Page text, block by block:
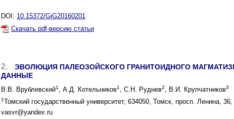
DOI: 10.15372/GiG20160201
Скачать pdf-версию статьи
2.
ЭВОЛЮЦИЯ ПАЛЕОЗОЙСКОГО ГРАНИТОИДНОГО
ДАННЫЕ
В.В. Врублевский1 , А.Д. Котельников1 , С.Н. Руднев2, В.И. Крупчатников3
1Томский государственный университет, 634050, Томск, просп. Ленина,
vasvr@yandex.ru